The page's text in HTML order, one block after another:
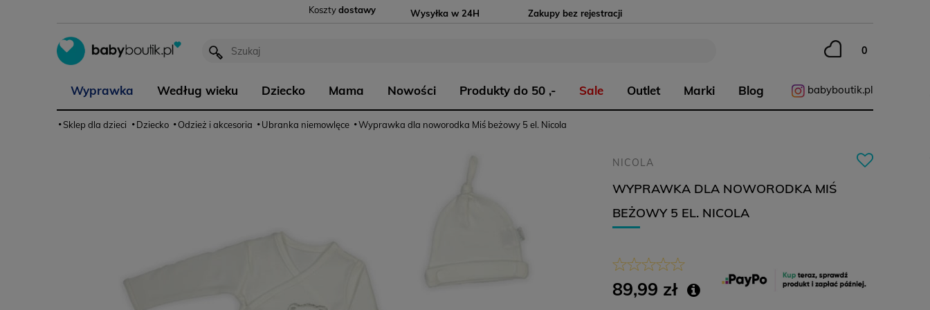
Kosztydostawy Wysyłka w 24H Zakupy bez rejestracji
Wyprawka Według wieku Dziecko Mama Nowości Produkty do 50 ,- Sale Outlet Marki Blog babyboutik.pl
Sklep dla dzieci Dziecko Odzież i akcesoria Ubranka niemowlęce Wyprawka dla noworodka Miś beżowy 5 el. Nicola
NICOLA
WYPRAWKA DLA NOWORODKA MIŚ
BEŻOWY 5 EL. NICOLA
89,99 zł